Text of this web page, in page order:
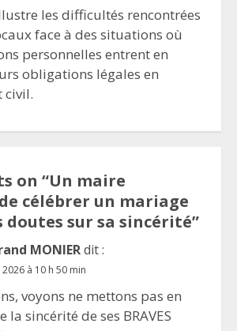
les difficultés rencontrées
face à des situations où
personnelles entrent en
obligations légales en
civil.
on “Un maire
célébrer un mariage
doutes sur sa sincérité”
MONIERdit :
à 10 h 50 min
voyons ne mettons pas en
la sincérité de ses BRAVES